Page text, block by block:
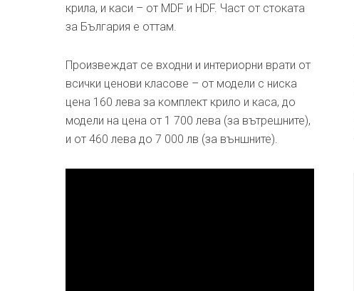
крила, и каси – от MDF и HDF. Част от стоката
за България е оттам.
Произвеждат се входни и интериорни врати от
всички ценови класове – от модели с ниска
цена 160 лева за комплект крило и каса, до
модели на цена от 1 700 лева (за вътрешните),
и от 460 лева до 7 000 лв (за външните).